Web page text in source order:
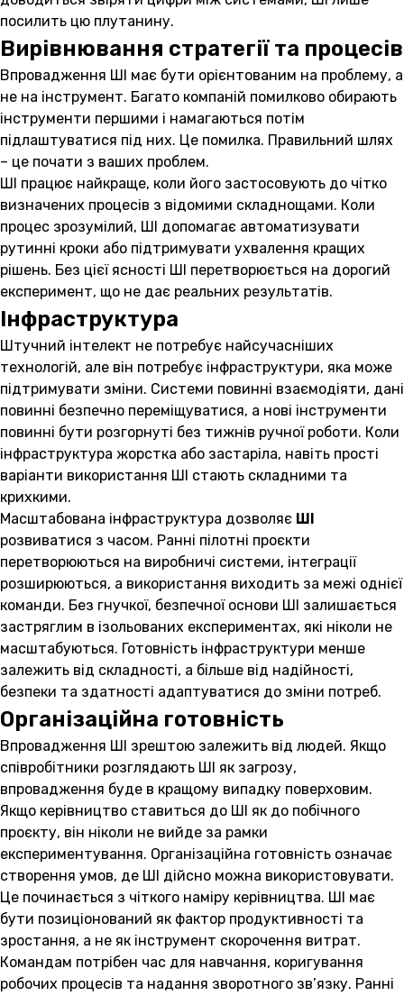
посилить цю плутанину.
Вирівнювання стратегії та процесів
Впровадження ШІ має бути орієнтованим на проблему, а
не на інструмент. Багато компаній помилково обирають
інструменти першими і намагаються потім
підлаштуватися під них. Це помилка. Правильний шлях
– це почати з ваших проблем.
ШІ працює найкраще, коли його застосовують до чітко
визначених процесів з відомими складнощами. Коли
процес зрозумілий, ШІ допомагає автоматизувати
рутинні кроки або підтримувати ухвалення кращих
рішень. Без цієї ясності ШІ перетворюється на дорогий
експеримент, що не дає реальних результатів.
Інфраструктура
Штучний інтелект не потребує найсучасніших
технологій, але він потребує інфраструктури, яка може
підтримувати зміни. Системи повинні взаємодіяти, дані
повинні безпечно переміщуватися, а нові інструменти
повинні бути розгорнуті без тижнів ручної роботи. Коли
інфраструктура жорстка або застаріла, навіть прості
варіанти використання ШІ стають складними та
крихкими.
Масштабована інфраструктура дозволяє ШІ
розвиватися з часом. Ранні пілотні проєкти
перетворюються на виробничі системи, інтеграції
розширюються, а використання виходить за межі однієї
команди. Без гнучкої, безпечної основи ШІ залишається
застряглим в ізольованих експериментах, які ніколи не
масштабуються. Готовність інфраструктури менше
залежить від складності, а більше від надійності,
безпеки та здатності адаптуватися до зміни потреб.
Організаційна готовність
Впровадження ШІ зрештою залежить від людей. Якщо
співробітники розглядають ШІ як загрозу,
впровадження буде в кращому випадку поверховим.
Якщо керівництво ставиться до ШІ як до побічного
проєкту, він ніколи не вийде за рамки
експериментування. Організаційна готовність означає
створення умов, де ШІ дійсно можна використовувати.
Це починається з чіткого наміру керівництва. ШІ має
бути позиціонований як фактор продуктивності та
зростання, а не як інструмент скорочення витрат.
Командам потрібен час для навчання, коригування
робочих процесів та надання зворотного зв’язку. Ранні